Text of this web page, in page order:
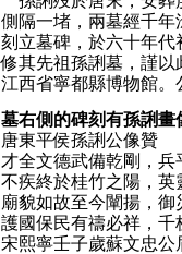
側隔一堵，兩墓經千
刻立墓碑，於六十年
修其先祖孫誗墓，謹
江西省寧都縣博物館
墓右側的碑刻有孫誗
唐東平侯孫誗公像贊
才全文德武備乾剛，
不疾終於桂竹之陽，英
廟貌如故至今闡揚，
護國保民有禱必祥，千
宋熙寧壬子歲蘇文忠公